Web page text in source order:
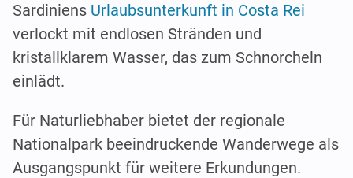
Sardiniens Urlaubsunterkunft in Costa Rei
verlockt mit endlosen Stränden und
kristallklarem Wasser, das zum Schnorcheln
einlädt.
Für Naturliebhaber bietet der regionale
Nationalpark beeindruckende Wanderwege als
Ausgangspunkt für weitere Erkundungen.